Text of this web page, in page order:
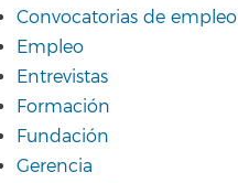
Convocatorias de empleo
Empleo
Entrevistas
Formación
Fundación
Gerencia